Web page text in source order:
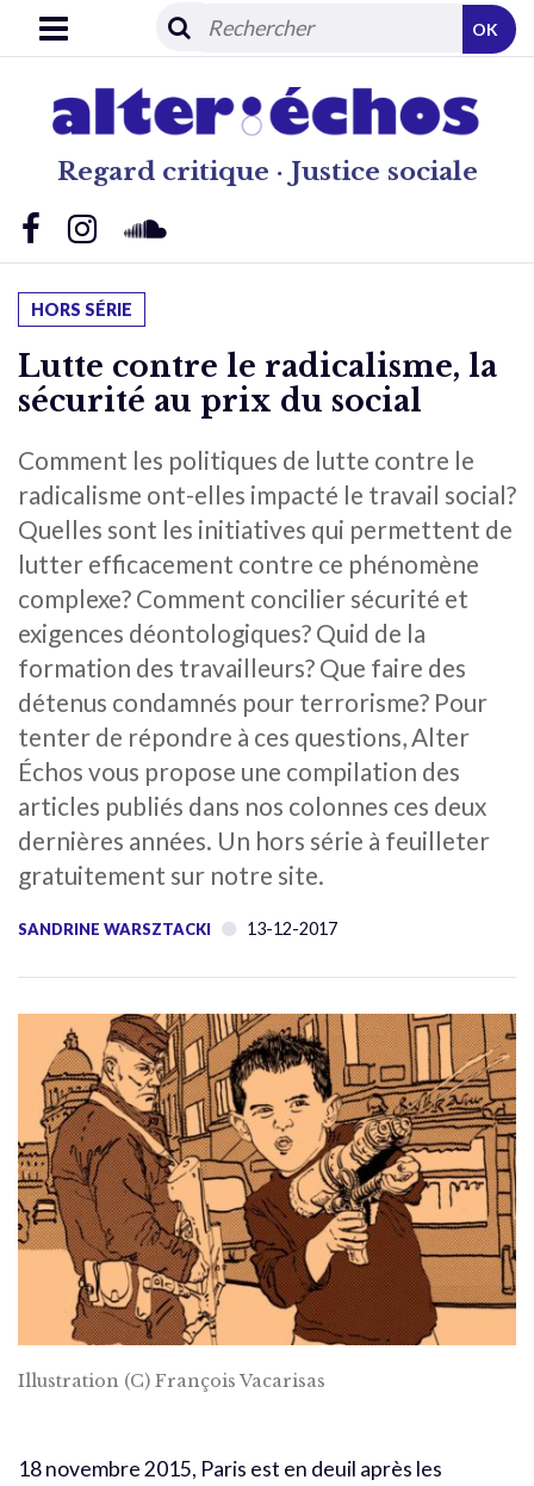
Regard critique · Justice sociale
OK
HORS SÉRIE
Lutte contre le radicalisme, la
sécurité au prix du social
Comment les politiques de lutte contre le
radicalisme ont-elles impacté le travail social?
Quelles sont les initiatives qui permettent de
lutter efficacement contre ce phénomène
complexe? Comment concilier sécurité et
exigences déontologiques? Quid de la
formation des travailleurs? Que faire des
détenus condamnés pour terrorisme? Pour
tenter de répondre à ces questions, Alter
Échos vous propose une compilation des
articles publiés dans nos colonnes ces deux
dernières années. Un hors série à feuilleter
gratuitement sur notre site.
SANDRINE WARSZTACKI 13-12-2017
Illustration (C) François Vacarisas
18 novembre 2015, Paris est en deuil après les